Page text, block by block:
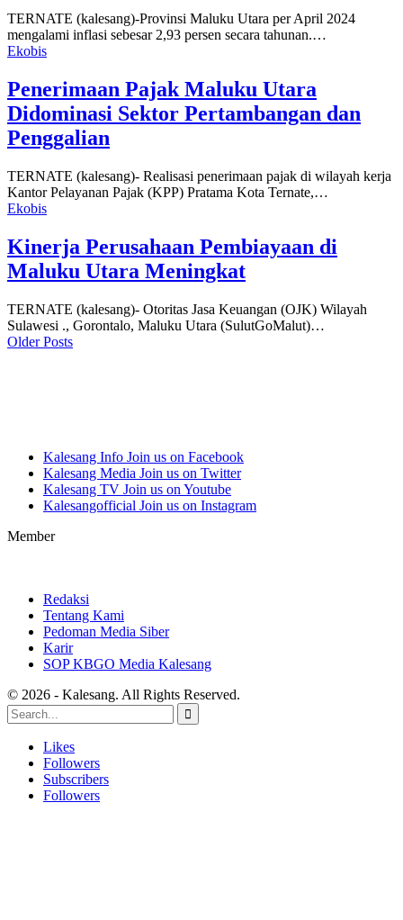
TERNATE (kalesang)-Provinsi Maluku Utara per April 2024
mengalami inflasi sebesar 2,93 persen secara tahunan.…
Ekobis
Penerimaan Pajak Maluku Utara
Didominasi Sektor Pertambangan dan
Penggalian
TERNATE (kalesang)- Realisasi penerimaan pajak di wilayah kerja
Kantor Pelayanan Pajak (KPP) Pratama Kota Ternate,…
Ekobis
Kinerja Perusahaan Pembiayaan di
Maluku Utara Meningkat
TERNATE (kalesang)- Otoritas Jasa Keuangan (OJK) Wilayah
Sulawesi ., Gorontalo, Maluku Utara (SulutGoMalut)…
Older Posts
Kalesang Info Join us on Facebook
Kalesang Media Join us on Twitter
Kalesang TV Join us on Youtube
Kalesangofficial Join us on Instagram
Member
Redaksi
Tentang Kami
Pedoman Media Siber
Karir
SOP KBGO Media Kalesang
© 2026 - Kalesang. All Rights Reserved.
Likes
Followers
Subscribers
Followers